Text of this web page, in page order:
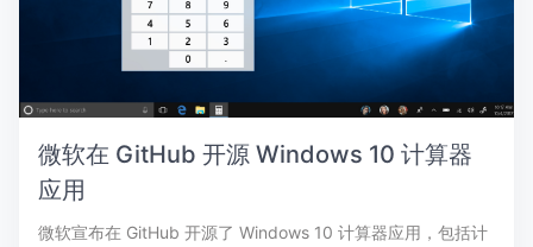
微软在 GitHub 开源 Windows 10 计算器
应用
微软宣布在 GitHub 开源了 Windows 10 计算器应用，包括计